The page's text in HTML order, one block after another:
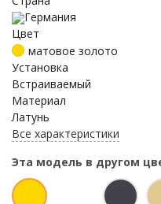
Германия
Цвет
матовое золото
Установка
Встраиваемый
Материал
Латунь
Все характеристики
Эта модель в другом